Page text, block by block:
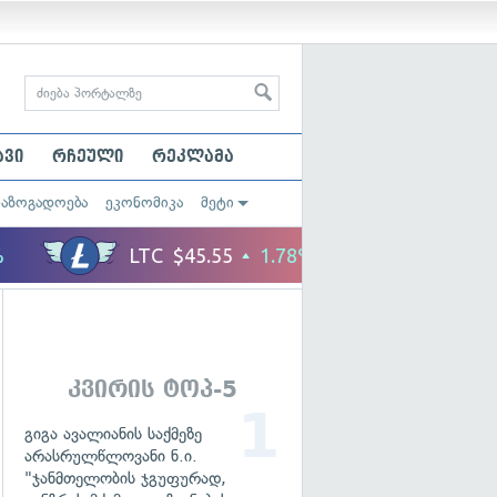
რჩეული რეკლამა
ეკონომიკა მეტი
კვირის ტოპ-5
გიგა ავალიანის საქმეზე
არასრულწლოვანი ნ.ი.
"ჯანმთელობის ჯგუფურად,